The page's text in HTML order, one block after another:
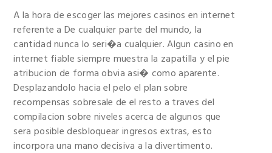
A la hora de escoger las mejores casinos en internet
referente a De cualquier parte del mundo, la
cantidad nunca lo seri�a cualquier. Algun casino en
internet fiable siempre muestra la zapatilla y el pie
atribucion de forma obvia asi� como aparente.
Desplazandolo hacia el pelo el plan sobre
recompensas sobresale de el resto a traves del
compilacion sobre niveles acerca de algunos que
sera posible desbloquear ingresos extras, esto
incorpora una mano decisiva a la divertimento.